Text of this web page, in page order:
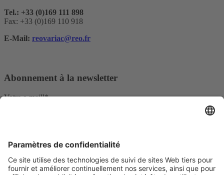
Tel.: +33 (0)169 111 898
Fax: +33 (0)169 110 918
E-Mail: reovariac@reo.fr
Abonnement à la newsletter
Votre e-maill*
remplissant et en soumettant le formulaire, vous reconnaissez que les
informations que vous fournissez seront transférées à Sendinblue